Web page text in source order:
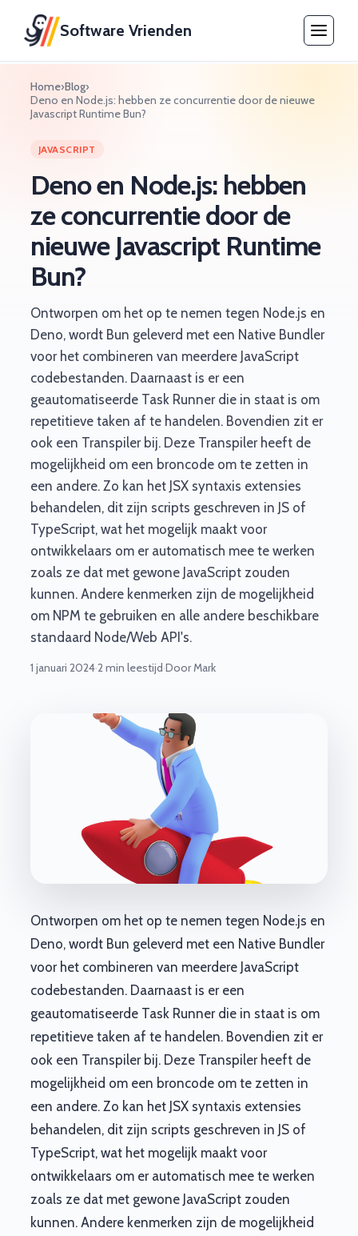
Software Vrienden
Home›Blog›
Deno en Node.js: hebben ze concurrentie door de nieuwe
Javascript Runtime Bun?
JAVASCRIPT
Deno en Node.js: hebben
ze concurrentie door de
nieuwe Javascript Runtime
Bun?
Ontworpen om het op te nemen tegen Node.js en
Deno, wordt Bun geleverd met een Native Bundler
voor het combineren van meerdere JavaScript
codebestanden. Daarnaast is er een
geautomatiseerde Task Runner die in staat is om
repetitieve taken af te handelen. Bovendien zit er
ook een Transpiler bij. Deze Transpiler heeft de
mogelijkheid om een broncode om te zetten in
een andere. Zo kan het JSX syntaxis extensies
behandelen, dit zijn scripts geschreven in JS of
TypeScript, wat het mogelijk maakt voor
ontwikkelaars om er automatisch mee te werken
zoals ze dat met gewone JavaScript zouden
kunnen. Andere kenmerken zijn de mogelijkheid
om NPM te gebruiken en alle andere beschikbare
standaard Node/Web API's.
1 januari 2024·2 min leestijd·Door Mark
Ontworpen om het op te nemen tegen Node.js en
Deno, wordt Bun geleverd met een Native Bundler
voor het combineren van meerdere JavaScript
codebestanden. Daarnaast is er een
geautomatiseerde Task Runner die in staat is om
repetitieve taken af te handelen. Bovendien zit er
ook een Transpiler bij. Deze Transpiler heeft de
mogelijkheid om een broncode om te zetten in
een andere. Zo kan het JSX syntaxis extensies
behandelen, dit zijn scripts geschreven in JS of
TypeScript, wat het mogelijk maakt voor
ontwikkelaars om er automatisch mee te werken
zoals ze dat met gewone JavaScript zouden
kunnen. Andere kenmerken zijn de mogelijkheid